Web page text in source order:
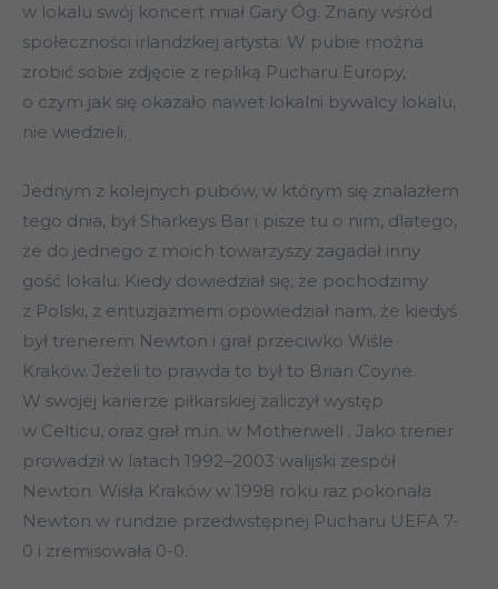
w lokalu swój koncert miał Gary Óg. Znany wśród
społeczności irlandzkiej artysta. W pubie można
zrobić sobie zdjęcie z repliką Pucharu Europy,
o czym jak się okazało nawet lokalni bywalcy lokalu,
nie wiedzieli.
Jednym z kolejnych pubów, w którym się znalazłem
tego dnia, był Sharkeys Bar i pisze tu o nim, dlatego,
że do jednego z moich towarzyszy zagadał inny
gość lokalu. Kiedy dowiedział się, że pochodzimy
z Polski, z entuzjazmem opowiedział nam, że kiedyś
był trenerem Newton i grał przeciwko Wiśle
Kraków. Jeżeli to prawda to był to Brian Coyne.
W swojej karierze piłkarskiej zaliczył występ
w Celticu, oraz grał m.in. w Motherwell . Jako trener
prowadził w latach 1992–2003 walijski zespół
Newton. Wisła Kraków w 1998 roku raz pokonała
Newton w rundzie przedwstępnej Pucharu UEFA 7-
0 i zremisowała 0-0.